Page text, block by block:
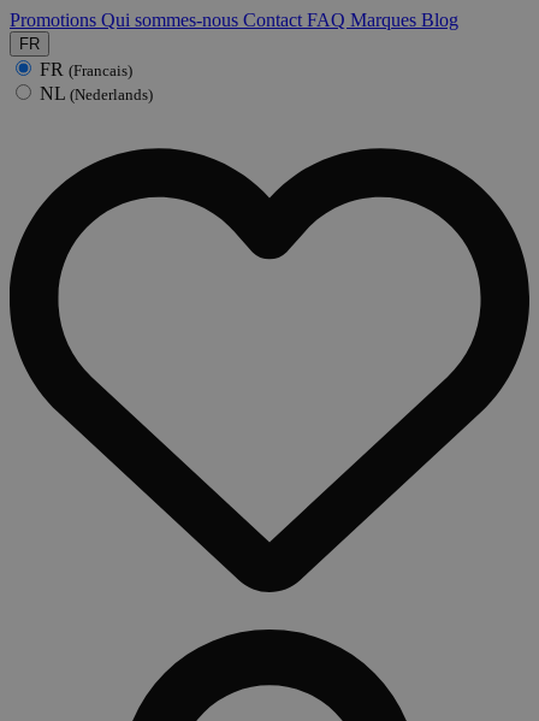
Promotions Qui sommes-nous Contact FAQ Marques Blog
FR
FR (Francais)
NL (Nederlands)